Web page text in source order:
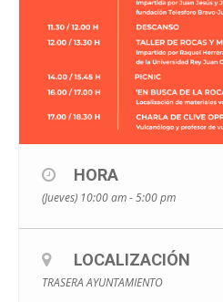
HORA
(Jueves) 10:00 am - 5:00 pm
LOCALIZACIÓN
TRASERA AYUNTAMIENTO